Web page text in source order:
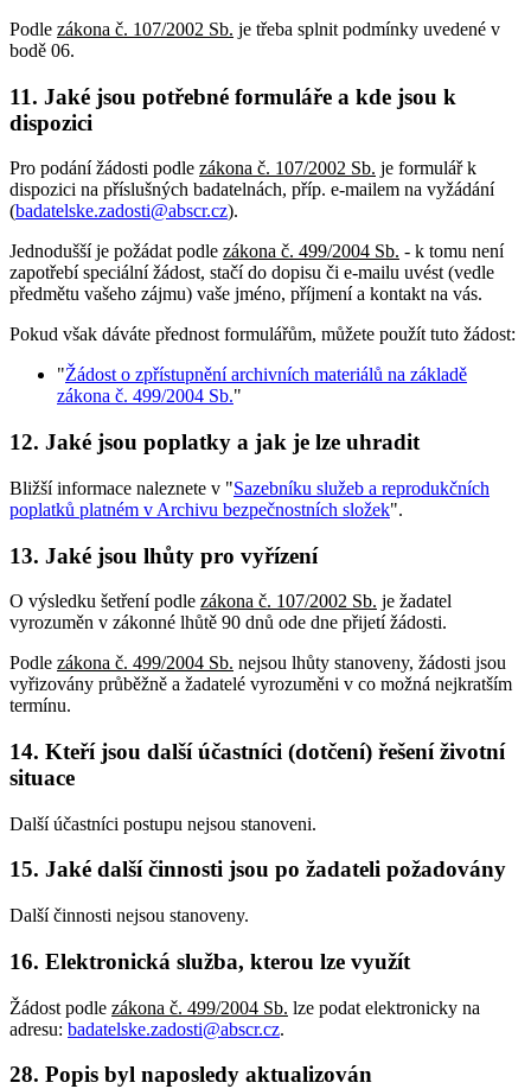
Podle zákona č. 107/2002 Sb. je třeba splnit podmínky uvedené v
bodě 06.
11. Jaké jsou potřebné formuláře a kde jsou k
dispozici
Pro podání žádosti podle zákona č. 107/2002 Sb. je formulář k
dispozici na příslušných badatelnách, příp. e-mailem na vyžádání
(badatelske.zadosti@abscr.cz).
Jednodušší je požádat podle zákona č. 499/2004 Sb. - k tomu není
zapotřebí speciální žádost, stačí do dopisu či e-mailu uvést (vedle
předmětu vašeho zájmu) vaše jméno, příjmení a kontakt na vás.
Pokud však dáváte přednost formulářům, můžete použít tuto žádost:
"Žádost o zpřístupnění archivních materiálů na základě
zákona č. 499/2004 Sb."
12. Jaké jsou poplatky a jak je lze uhradit
Bližší informace naleznete v "Sazebníku služeb a reprodukčních
poplatků platném v Archivu bezpečnostních složek".
13. Jaké jsou lhůty pro vyřízení
O výsledku šetření podle zákona č. 107/2002 Sb. je žadatel
vyrozuměn v zákonné lhůtě 90 dnů ode dne přijetí žádosti.
Podle zákona č. 499/2004 Sb. nejsou lhůty stanoveny, žádosti jsou
vyřizovány průběžně a žadatelé vyrozuměni v co možná nejkratším
termínu.
14. Kteří jsou další účastníci (dotčení) řešení životní
situace
Další účastníci postupu nejsou stanoveni.
15. Jaké další činnosti jsou po žadateli požadovány
Další činnosti nejsou stanoveny.
16. Elektronická služba, kterou lze využít
Žádost podle zákona č. 499/2004 Sb. lze podat elektronicky na
adresu: badatelske.zadosti@abscr.cz.
28. Popis byl naposledy aktualizován